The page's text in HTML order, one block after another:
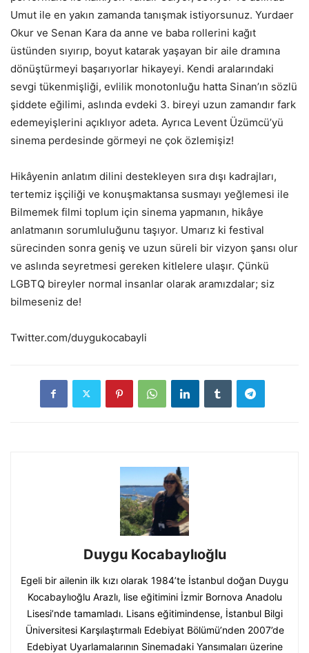
Umut ile en yakın zamanda tanışmak istiyorsunuz. Yurdaer
Okur ve Senan Kara da anne ve baba rollerini kağıt
üstünden sıyırıp, boyut katarak yaşayan bir aile dramına
dönüştürmeyi başarıyorlar hikayeyi. Kendi aralarındaki
sevgi tükenmişliği, evlilik monotonluğu hatta Sinan’ın sözlü
şiddete eğilimi, aslında evdeki 3. bireyi uzun zamandır fark
edemeyişlerini açıklıyor adeta. Ayrıca Levent Üzümcü’yü
sinema perdesinde görmeyi ne çok özlemişiz!
Hikâyenin anlatım dilini destekleyen sıra dışı kadrajları,
tertemiz işçiliği ve konuşmaktansa susmayı yeğlemesi ile
Bilmemek filmi toplum için sinema yapmanın, hikâye
anlatmanın sorumluluğunu taşıyor. Umarız ki festival
sürecinden sonra geniş ve uzun süreli bir vizyon şansı olur
ve aslında seyretmesi gereken kitlelere ulaşır. Çünkü
LGBTQ bireyler normal insanlar olarak aramızdalar; siz
bilmeseniz de!
Twitter.com/duygukocabayli
Duygu Kocabaylıoğlu
Egeli bir ailenin ilk kızı olarak 1984’te İstanbul doğan Duygu
Kocabaylıoğlu Arazlı, lise eğitimini İzmir Bornova Anadolu
Lisesi’nde tamamladı. Lisans eğitimindense, İstanbul Bilgi
Üniversitesi Karşılaştırmalı Edebiyat Bölümü’nden 2007’de
Edebiyat Uyarlamalarının Sinemadaki Yansımaları üzerine